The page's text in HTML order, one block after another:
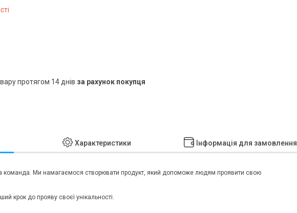
протягом 14 днів за рахунок покупця
Характеристики Інформація для замовлення
команда. Ми намагаємося створювати продукт, який допоможе людям проявити свою
крок до прояву своєї унікальності.